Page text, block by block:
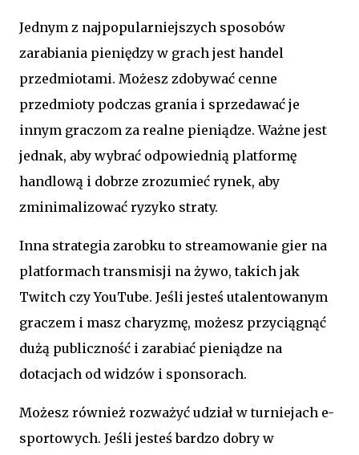
Jednym z najpopularniejszych sposobów
zarabiania pieniędzy w grach jest handel
przedmiotami. Możesz zdobywać cenne
przedmioty podczas grania i sprzedawać je
innym graczom za realne pieniądze. Ważne jest
jednak, aby wybrać odpowiednią platformę
handlową i dobrze zrozumieć rynek, aby
zminimalizować ryzyko straty.
Inna strategia zarobku to streamowanie gier na
platformach transmisji na żywo, takich jak
Twitch czy YouTube. Jeśli jesteś utalentowanym
graczem i masz charyzmę, możesz przyciągnąć
dużą publiczność i zarabiać pieniądze na
dotacjach od widzów i sponsorach.
Możesz również rozważyć udział w turniejach e-
sportowych. Jeśli jesteś bardzo dobry w